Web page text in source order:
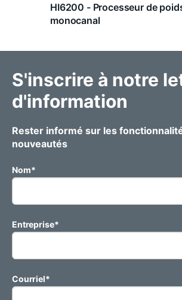
HI6200 - Processeur de
monocanal
S'inscrire à notre
d'information
Rester informé sur les
nouveautés
Nom*
Entreprise*
Courriel*